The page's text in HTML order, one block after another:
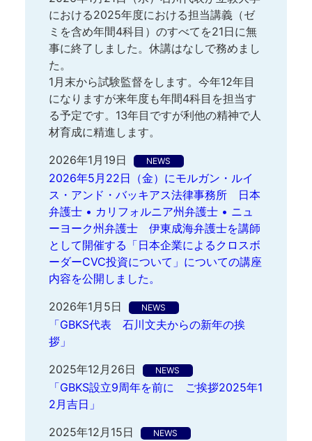
における2025年度における担当講義（ゼ
ミを含め年間4科目）のすべてを21日に無
事に終了しました。休講はなしで務めまし
た。
1月末から試験監督をします。今年12年目
になりますが来年度も年間4科目を担当す
る予定です。13年目ですが利他の精神で人
材育成に精進します。
2026年1月19日
NEWS
2026年5月22日（金）にモルガン・ルイ
ス・アンド・バッキアス法律事務所 日本
弁護士 • カリフォルニア州弁護士 • ニュ
ーヨーク州弁護士 伊東成海弁護士を講師
として開催する「日本企業によるクロスボ
ーダーCVC投資について」についての講座
内容を公開しました。
2026年1月5日
NEWS
「GBKS代表 石川文夫からの新年の挨
拶」
2025年12月26日
NEWS
「GBKS設立9周年を前に ご挨拶2025年1
2月吉日」
2025年12月15日
NEWS